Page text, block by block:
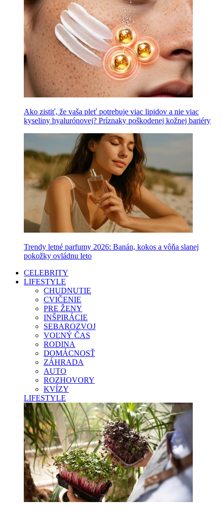
Ako zistiť, že vaša pleť potrebuje viac lipidov a nie viac
kyseliny hyalurónovej? Príznaky poškodenej kožnej bariéry
Trendy letné parfumy 2026: Banán, kokos a vôňa slanej
pokožky ovládnu leto
CELEBRITY
LIFESTYLE
CHUDNUTIE
CVIČENIE
PRE ŽENY
INŠPIRÁCIE
SEBAROZVOJ
VOĽNÝ ČAS
RODINA
DOMÁCNOSŤ
ZÁHRADA
AUTO
ROZHOVORY
KVÍZY
LIFESTYLE